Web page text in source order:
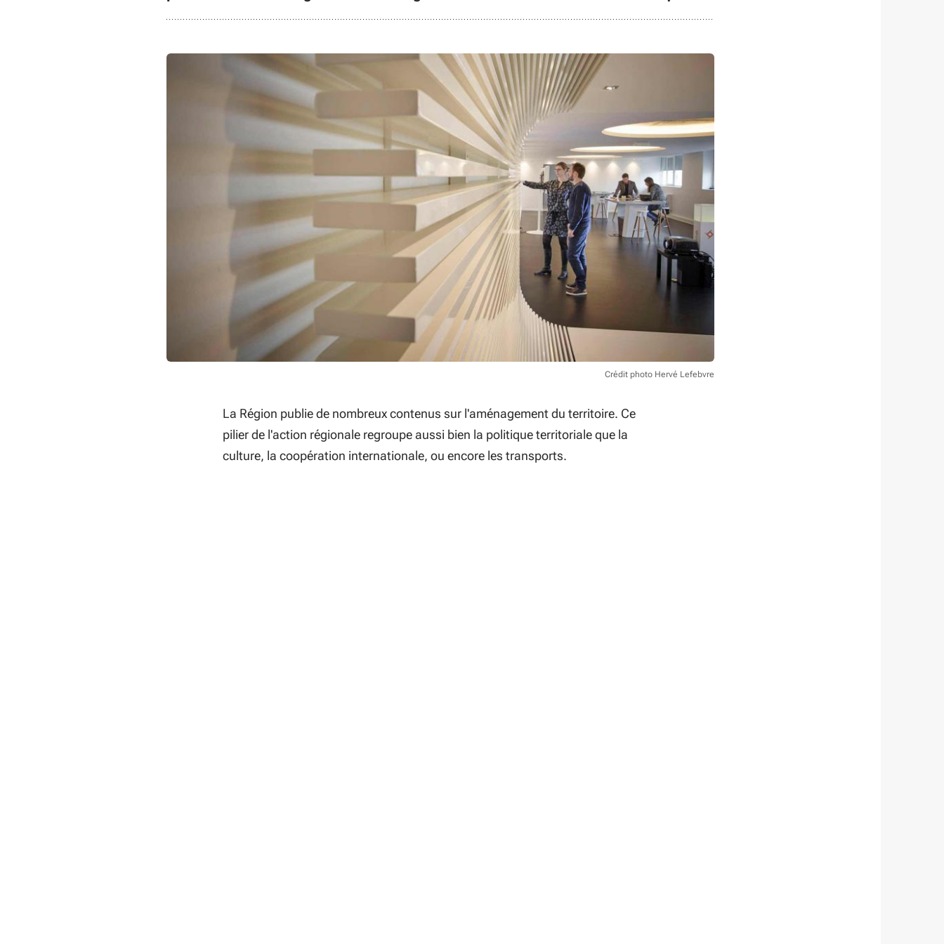
Crédit photo Hervé Lefebvre
La Région publie de nombreux contenus sur l'aménagement du territoire. Ce
pilier de l'action régionale regroupe aussi bien la politique territoriale que la
culture, la coopération internationale, ou encore les transports.